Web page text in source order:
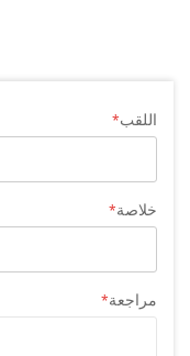
اللقب
خلاصة
مراجعة